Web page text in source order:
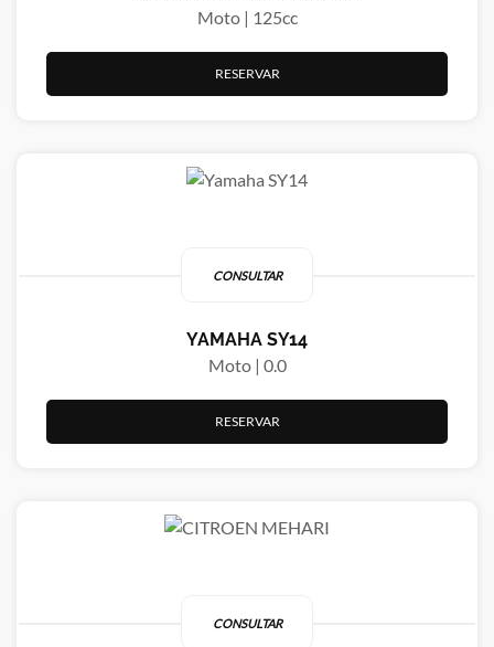
Moto | 125cc
RESERVAR
CONSULTAR
YAMAHA SY14
Moto | 0.0
RESERVAR
CONSULTAR